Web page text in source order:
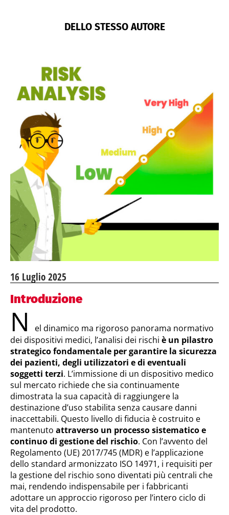
DELLO STESSO AUTORE
16 Luglio 2025
Introduzione
N
el dinamico ma rigoroso panorama normativo
dei dispositivi medici, l’analisi dei rischi è un pilastro
strategico fondamentale per garantire la sicurezza
dei pazienti, degli utilizzatori e di eventuali
soggetti terzi. L’immissione di un dispositivo medico
sul mercato richiede che sia continuamente
dimostrata la sua capacità di raggiungere la
destinazione d’uso stabilita senza causare danni
inaccettabili. Questo livello di fiducia è costruito e
mantenuto attraverso un processo sistematico e
continuo di gestione del rischio. Con l’avvento del
Regolamento (UE) 2017/745 (MDR) e l’applicazione
dello standard armonizzato ISO 14971, i requisiti per
la gestione del rischio sono diventati più centrali che
mai, rendendo indispensabile per i fabbricanti
adottare un approccio rigoroso per l’intero ciclo di
vita del prodotto.